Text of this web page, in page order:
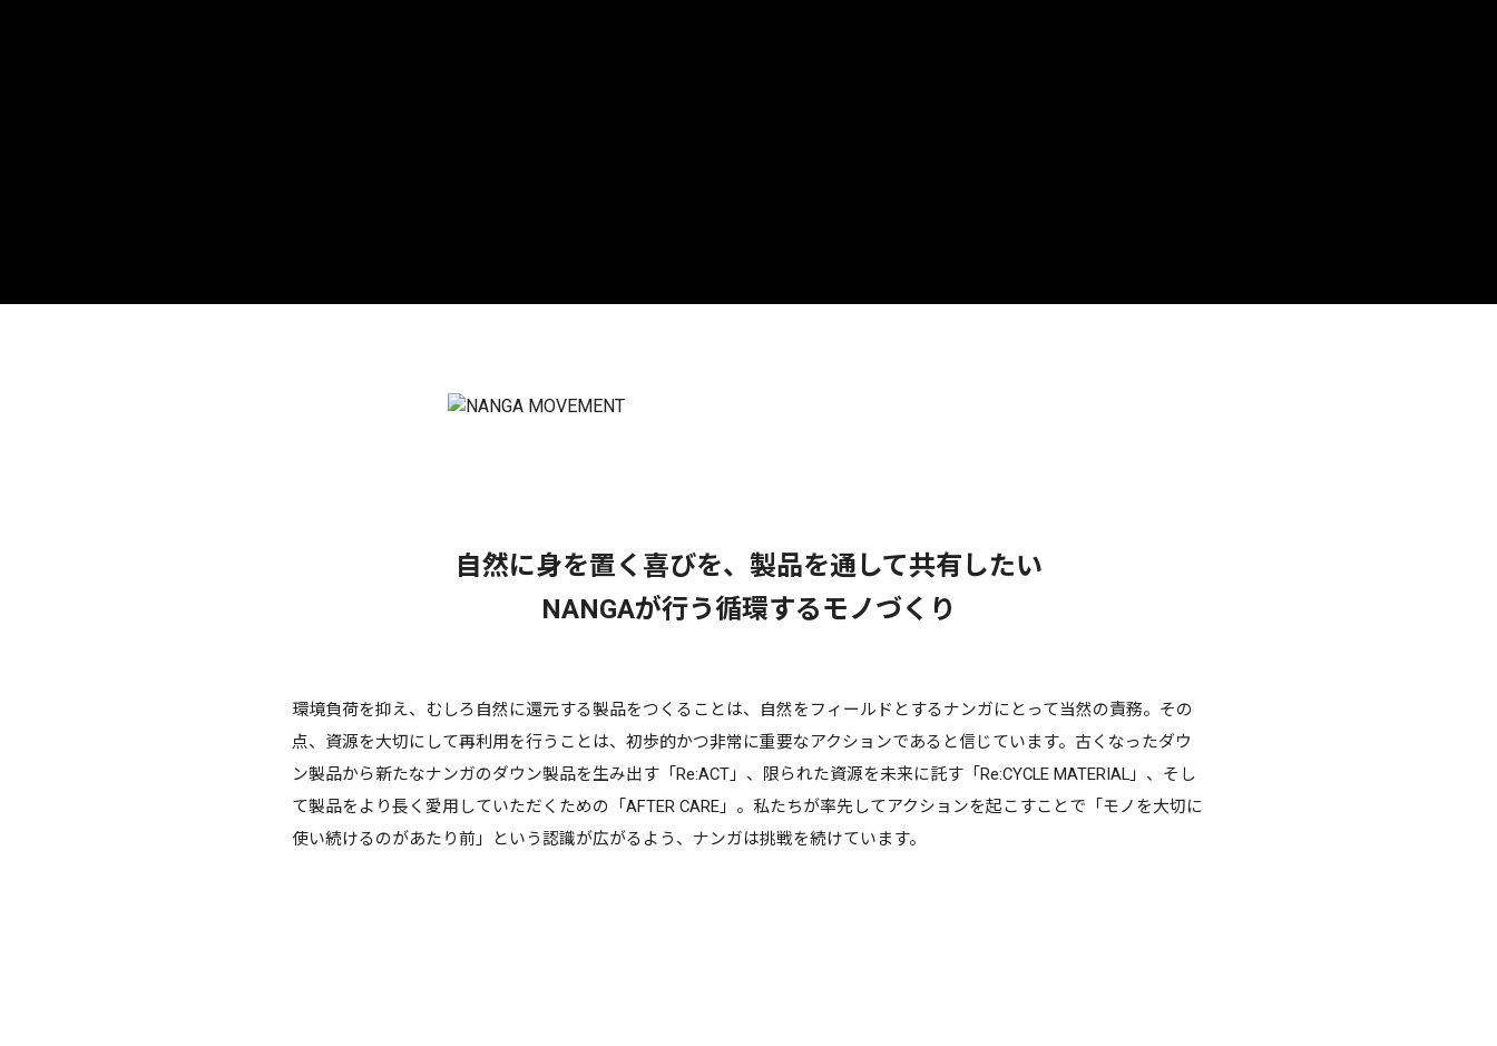
自然に身を置く喜びを、製品を通して共有したい
NANGAが行う循環するモノづくり
環境負荷を抑え、むしろ自然に還元する製品をつくることは、自然をフィールドとするナンガにとって当然の責務。その
点、資源を大切にして再利用を行うことは、初歩的かつ非常に重要なアクションであると信じています。古くなったダウ
ン製品から新たなナンガのダウン製品を生み出す「Re:ACT」、限られた資源を未来に託す「Re:CYCLE MATERIAL」、そし
て製品をより長く愛用していただくための「AFTER CARE」。私たちが率先してアクションを起こすことで「モノを大切に
使い続けるのがあたり前」という認識が広がるよう、ナンガは挑戦を続けています。